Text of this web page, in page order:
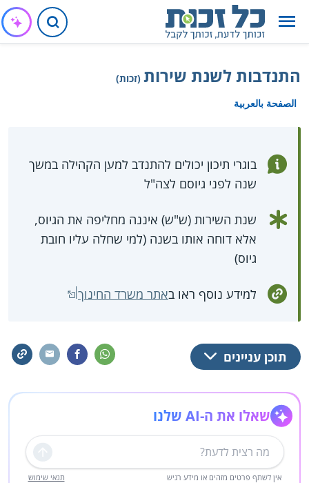
התנדבות לשנת שירות (זכות)
الصفحة بالعربية
בוגרי תיכון יכולים להתנדב למען הקהילה במשך
שנה לפני גיוסם לצה"ל
שנת השירות (ש"ש) איננה מחליפה את הגיוס,
אלא דוחה אותו בשנה (למי שחלה עליו חובת
גיוס)
למידע נוסף ראו באתר משרד החינוך
תוכן עניינים
שאלו את ה-AI שלנו
שליחה
אין לשתף פרטים מזהים או מידע רגיש תנאי שימוש